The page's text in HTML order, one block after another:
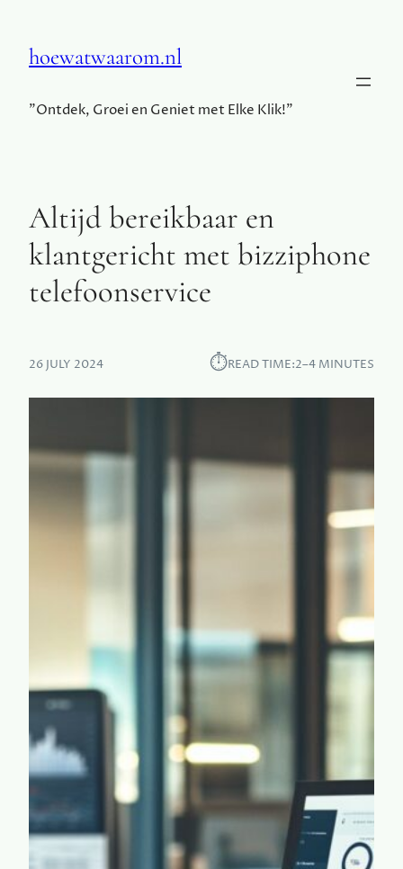
hoewatwaarom.nl
"Ontdek, Groei en Geniet met Elke Klik!"
Altijd bereikbaar en
klantgericht met bizziphone
telefoonservice
26 JULY 2024 ⏱︎READ TIME:2–4 MINUTES